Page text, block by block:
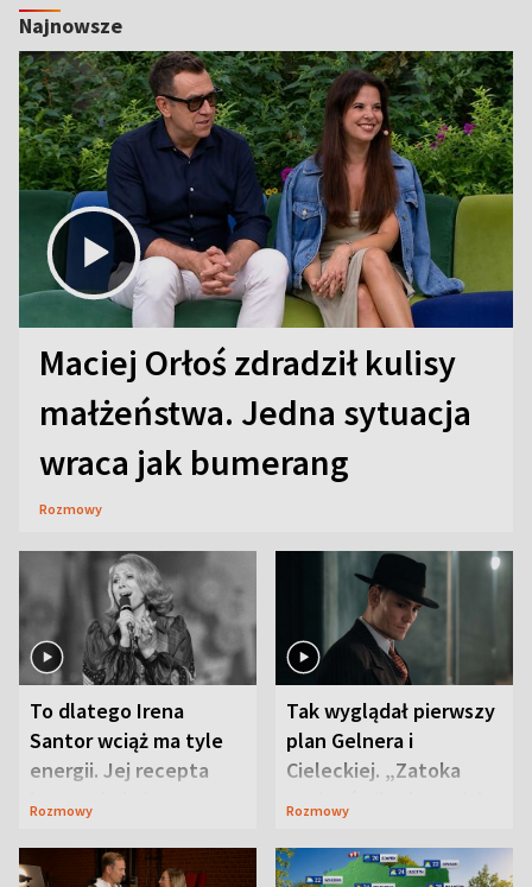
Najnowsze
Maciej Orłoś zdradził kulisy
małżeństwa. Jedna sytuacja
wraca jak bumerang
Rozmowy
To dlatego Irena
Santor wciąż ma tyle
energii. Jej recepta
jest zaskakująco
Rozmowy
Tak wyglądał pierwszy
plan Gelnera i
Cieleckiej. „Zatoka
szpiegów” od razu ich
Rozmowy